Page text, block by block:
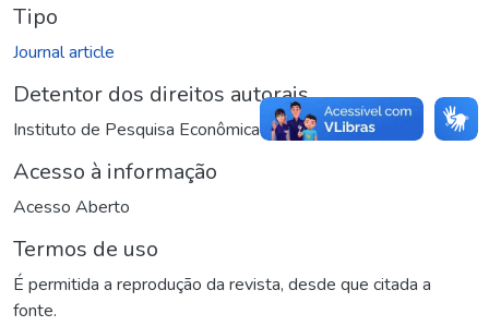
Tipo
Journal article
Detentor dos direitos autorais
Instituto de Pesquisa Econômica Aplicada (Ipea)
Acesso à informação
Acesso Aberto
Termos de uso
É permitida a reprodução da revista, desde que citada a
fonte.